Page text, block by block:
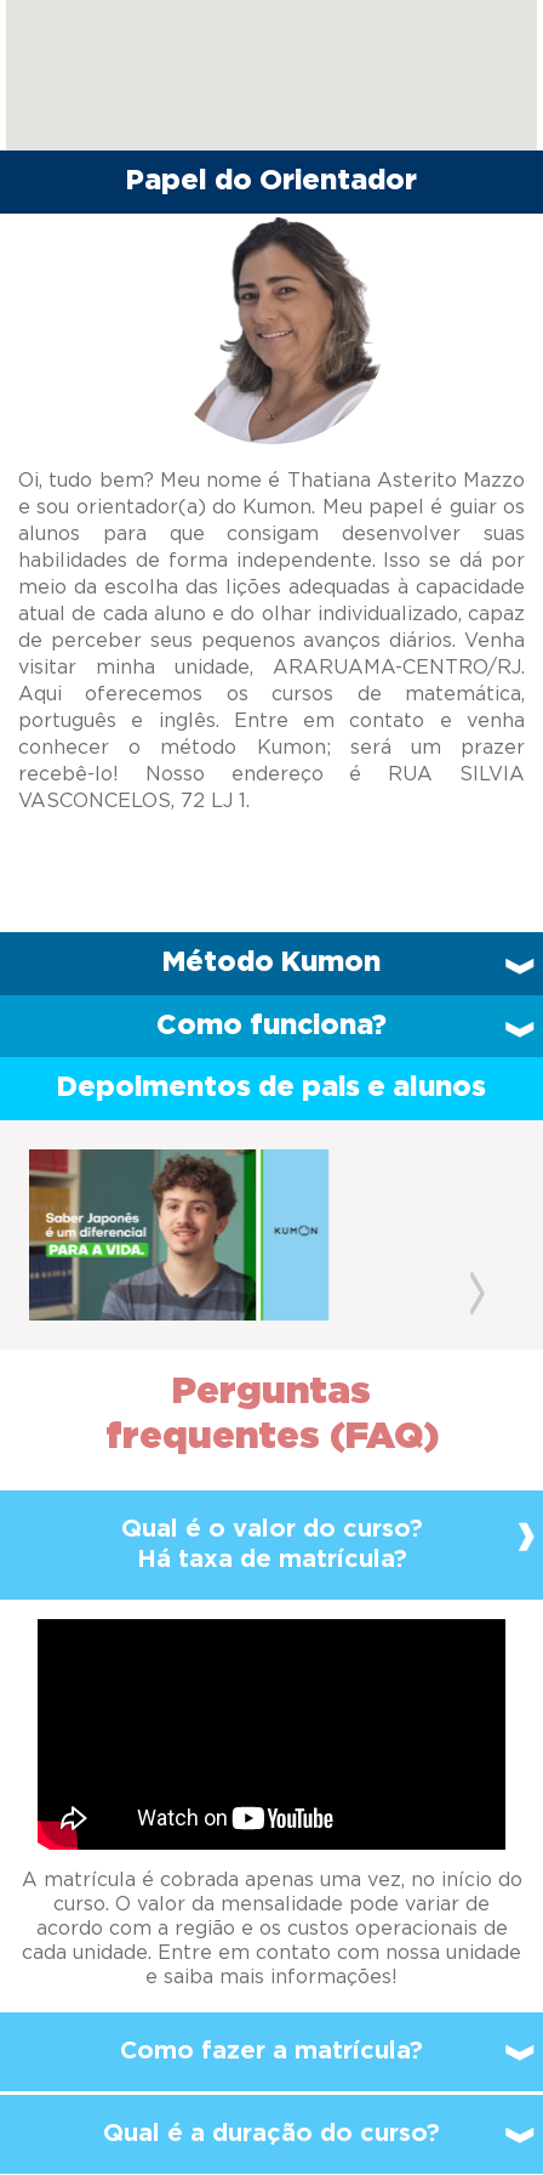
Papel do Orientador
Oi, tudo bem? Meu nome é Thatiana Asterito Mazzo
e sou orientador(a) do Kumon. Meu papel é guiar os
alunos para que consigam desenvolver suas
habilidades de forma independente. Isso se dá por
meio da escolha das lições adequadas à capacidade
atual de cada aluno e do olhar individualizado, capaz
de perceber seus pequenos avanços diários. Venha
visitar minha unidade, ARARUAMA-CENTRO/RJ.
Aqui oferecemos os cursos de matemática,
português e inglês. Entre em contato e venha
conhecer o método Kumon; será um prazer
recebê-lo! Nosso endereço é RUA SILVIA
Método Kumon
Como funciona?
Depoimentos de pais e alunos
Previous
Perguntas
frequentes (FAQ)
Qual é o valor do curso?
Há taxa de matrícula?
A matrícula é cobrada apenas uma vez, no início do
curso. O valor da mensalidade pode variar de
acordo com a região e os custos operacionais de
cada unidade. Entre em contato com nossa unidade
e saiba mais informações!
Como fazer a matrícula?
Qual é a duração do curso?